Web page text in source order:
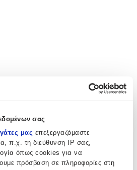
σας
μας επεξεργαζόμαστε
π.χ. τη διεύθυνση IP σας,
όπως cookies για να
πρόσβαση σε πληροφορίες στη